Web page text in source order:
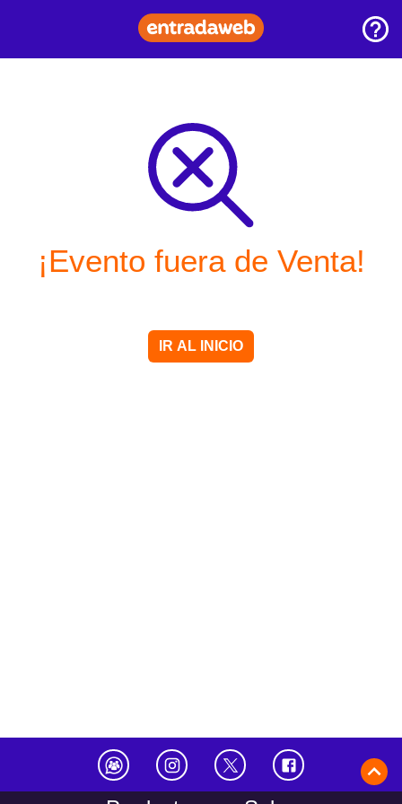
¡Evento fuera de Venta!
IR AL INICIO